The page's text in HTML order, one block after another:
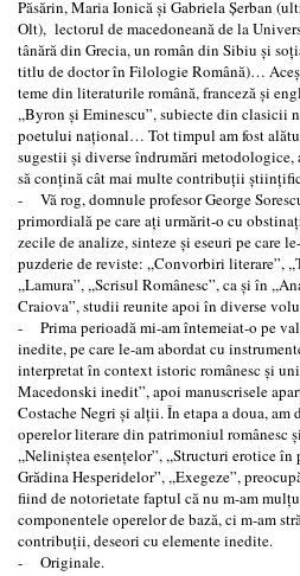
Păsărin, Maria Ionică şi Gabriela Şerban
Olt), lectorul de macedoneană de la
tânără din Grecia, un român din Sibiu şi
titlu de doctor în Filologie Română)…
teme din literaturile română, franceză şi
,,Byron şi Eminescu”, subiecte din clasicii
poetului naţional… Tot timpul am fost
sugestii şi diverse îndrumări
să conţină cât mai multe contribuţii
- Vă rog, domnule profesor George
primordială pe care aţi urmărit-o cu
zecile de analize, sinteze şi eseuri pe care
puzderie de reviste: ,,Convorbiri literare”,
,,Lamura”, ,,Scrisul Românesc”, ca şi în
Craiova”, studii reunite apoi în diverse
- Prima perioadă mi-am întemeiat-o pe
inedite, pe care le-am abordat cu
interpretat în context istoric românesc şi
Macedonski inedit”, apoi manuscrisele
Costache Negri şi alţii. În etapa a doua, am
operelor literare din patrimoniul românesc
,,Neliniştea esenţelor”, ,,Structuri erotice
Grădina Hesperidelor”, ,,Exegeze”,
fiind de notorietate faptul că nu m-am
componentele operelor de bază, ci m-am
contribuţii, deseori cu elemente inedite.
- Originale.